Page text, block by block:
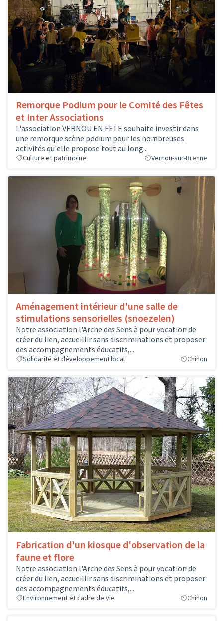
Remorque Podium pour le Comité des Fêtes
et Inter Associations
L'association VERNOU EN FETE souhaite investir dans
une remorque scène podium pour les nombreuses
activités qu'elle propose tout au long...
Culture et patrimoine Vernou-sur-Brenne
Aménagement intérieur d'une salle de
stimulations sensorielles (snoezelen)
Notre association l'Arche des Sens à pour vocation de
créer du lien, accueillir sans discriminations et proposer
des accompagnements éducatifs,...
Solidarité et développement local Chinon
Fabrication d'un kiosque d'observation de la
faune et flore
Notre association l'Arche des Sens à pour vocation de
créer du lien, accueillir sans discriminations et proposer
des accompagnements éducatifs,...
Environnement et cadre de vie Chinon